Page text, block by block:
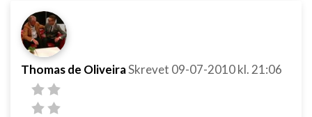
Thomas de OliveiraSkrevet 09-07-2010kl. 21:06